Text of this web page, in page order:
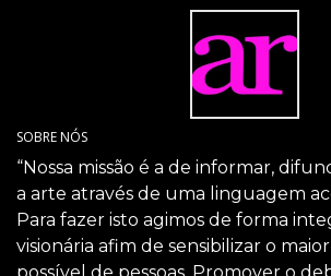
SOBRE NÓS
“Nossa missão é a de informar,
a arte através de uma linguagem
Para fazer isto agimos de forma
visionária afim de sensibilizar o